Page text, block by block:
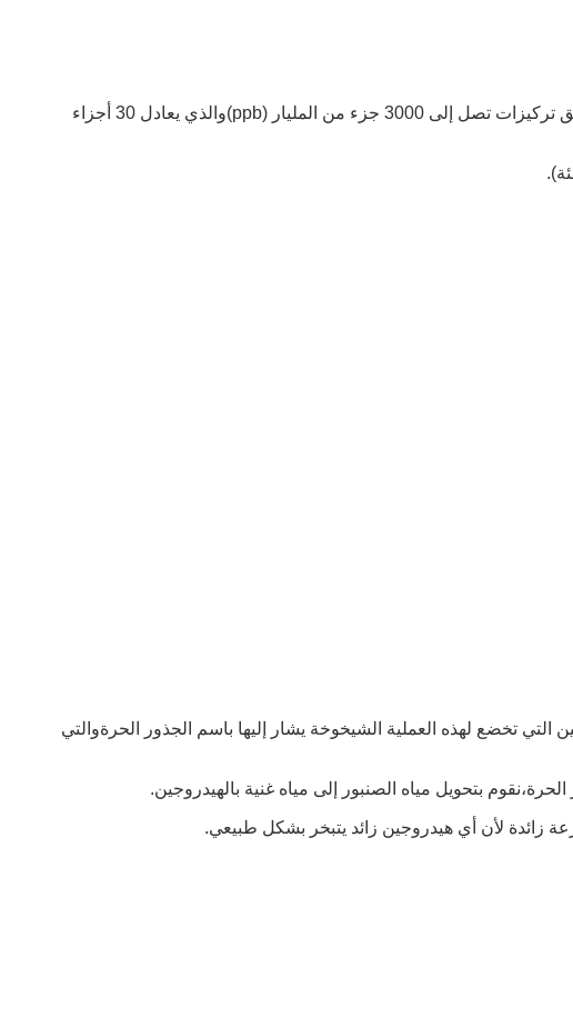
في غضون 5 دقائق فقط من إنتاج الهيدروجين (H2) يمكنه إثراء أي مياه شرب بفقاقات جزئية من الهيدروجين النانوية، لتحقيق تركيزات تصل إلى 3000 جزء من المليار (ppb)والذي يعادل 30 أجزاء
تخضع لهذه العملية الشيخوخة يشار إليها باسم الجذور الحرةوالتي
بتحويل مياه الصنبور إلى مياه غنية بالهيدروجين.
زائدة لأن أي هيدروجين زائد يتبخر بشكل طبيعي.